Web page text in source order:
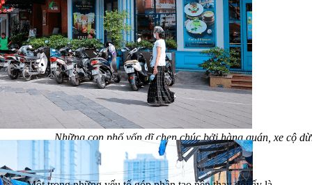
Những con phố vốn dĩ chen chúc bởi hàng quán, xe cộ
thay áo mới. (Ảnh: Hoài Nam/Vietnam+)